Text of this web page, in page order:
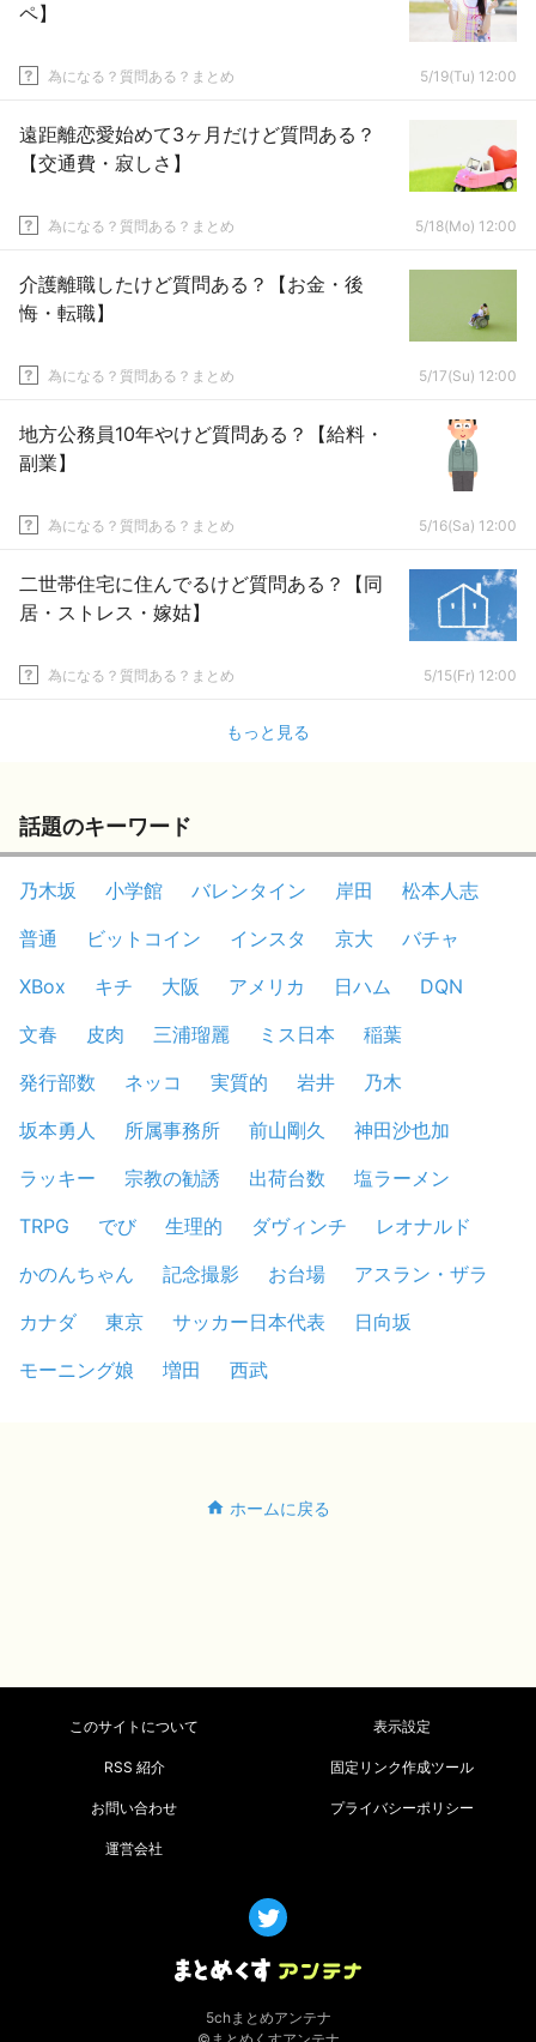
ペ】
為になる？質問ある？まとめ 5/19(Tu) 12:00
遠距離恋愛始めて3ヶ月だけど質問ある？
【交通費・寂しさ】
為になる？質問ある？まとめ 5/18(Mo) 12:00
介護離職したけど質問ある？【お金・後
悔・転職】
為になる？質問ある？まとめ 5/17(Su) 12:00
地方公務員10年やけど質問ある？【給料・
副業】
為になる？質問ある？まとめ 5/16(Sa) 12:00
二世帯住宅に住んでるけど質問ある？【同
居・ストレス・嫁姑】
為になる？質問ある？まとめ 5/15(Fr) 12:00
もっと見る
話題のキーワード
乃木坂 小学館 バレンタイン 岸田
松本人志
普通
ビットコイン インスタ 京大
バチャ
XBox
キチ 大阪 アメリカ 日ハム
DQN
文春
皮肉 三浦瑠麗 ミス日本
稲葉
発行部数
ネッコ 実質的 岩井
乃木
坂本勇人
所属事務所 前山剛久
神田沙也加
ラッキー
宗教の勧誘 出荷台数
塩ラーメン
TRPG
でび 生理的 ダヴィンチ
レオナルド
かのんちゃん
記念撮影 お台場
アスラン・ザラ
カナダ
東京 サッカー日本代表
日向坂
モーニング娘
増田 西武
ホームに戻る
このサイトについて 表示設定
RSS 紹介 固定リンク作成ツール
お問い合わせ プライバシーポリシー
運営会社
5chまとめアンテナ